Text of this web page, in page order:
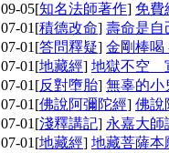
09-05[知名法師著作] 免費
07-01 [積德改命] 壽命是
07-01 [答問釋疑] 金剛棒
07-01 [地藏經] 地獄不空
07-01 [反對墮胎] 無辜的
07-01 [佛說阿彌陀經] 佛說
07-01 [淺釋講記] 永嘉大
07-01 [地藏經] 地藏菩薩